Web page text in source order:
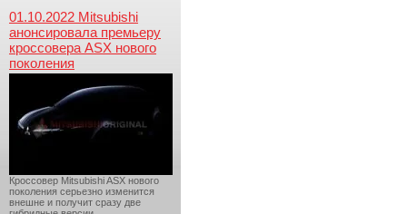
01.10.2022 Mitsubishi
анонсировала премьеру
кроссовера ASX нового
поколения
Кроссовер Mitsubishi ASX нового
поколения серьезно изменится
внешне и получит сразу две